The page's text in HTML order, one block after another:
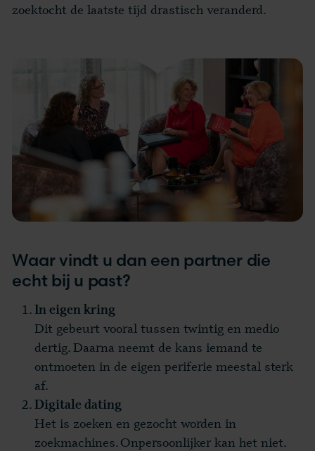
zoektocht de laatste tijd drastisch veranderd.
Waar vindt u dan een partner die
echt bij u past?
In eigen kring
Dit gebeurt vooral tussen twintig en medio
dertig. Daarna neemt de kans iemand te
ontmoeten in de eigen periferie meestal sterk
af.
Digitale dating
Het is zoeken en gezocht worden in
zoekmachines. Onpersoonlijker kan het niet.